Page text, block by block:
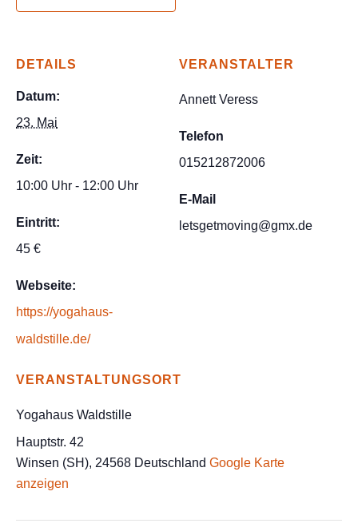
DETAILS
Datum:
23. Mai
Zeit:
10:00 Uhr - 12:00 Uhr
Eintritt:
45 €
Webseite:
https://yogahaus-
waldstille.de/
VERANSTALTUNGSORT
Yogahaus Waldstille
Hauptstr. 42
Winsen (SH), 24568 Deutschland Google Karte
anzeigen
VERANSTALTER
Annett Veress
Telefon
015212872006
E-Mail
letsgetmoving@gmx.de